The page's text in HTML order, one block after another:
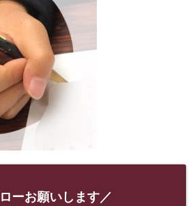
ーお願いします／